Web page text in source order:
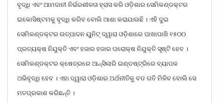
ବୃଦ୍ଧି ଏବଂ ଆମଦାନୀ ନିର୍ଭରଶୀଳତା ହ୍ରାସ କରି ଓଡ଼ିଶାର ସେମିକଣ୍ଡକ୍ଟର
ଇକୋସିଷ୍ଟମକୁ ବୃଦ୍ଧି କରିବ ବୋଲି ଆଶା କରାଯାଉଛି । ଏହି ଦୁଇ
ସେମିକଣ୍ଡକ୍ଟର ଉତ୍ପାଦନ ୟୁନିଟ୍ ଦ୍ୱାରା ଓଡ଼ିଶାରେ ପାଖାପାଖି ୧୫୦୦
ପ୍ରତ୍ୟକ୍ଷ ନିଯୁକ୍ତି ଏବଂ ହଜାର ହଜାର ପରୋକ୍ଷ ନିଯୁକ୍ତି ସୃଷ୍ଟି ହେବ ।
ସେମିକଣ୍ଡକ୍ଟର କ୍ଷେତ୍ରରେ ଆନ୍ସିଲାରି ଇଣ୍ଡଷ୍ଟ୍ରିରେ ବ୍ୟାପକ
ଅଭିବୃଦ୍ଧି ହେବ । ଏହା ଦ୍ୱାରା ଓଡ଼ିଶାର ଅର୍ଥନୀତିକୁ ବଡ ଗତି ମିଳିବ ବୋଲି ସେ
ମତପ୍ରକାଶ କରିଛନ୍ତି ।